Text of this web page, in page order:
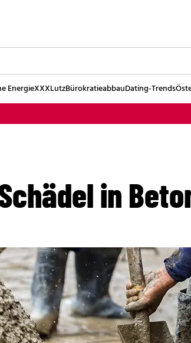
EnergieXXXLutzBürokratieabbauDating-Trends
in